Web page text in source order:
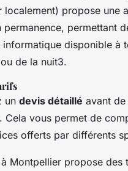
localement) propose une
permanence, permettant
informatique disponible à
de la nuit3.
un devis détaillé avant
Cela vous permet de
offerts par différents
à Montpellier propose des